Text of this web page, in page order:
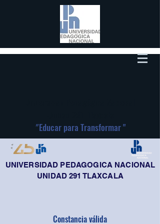
"Educar para Transformar "
UNIVERSIDAD PEDAGOGICA NACIONAL
UNIDAD 291 TLAXCALA
Constancia válida